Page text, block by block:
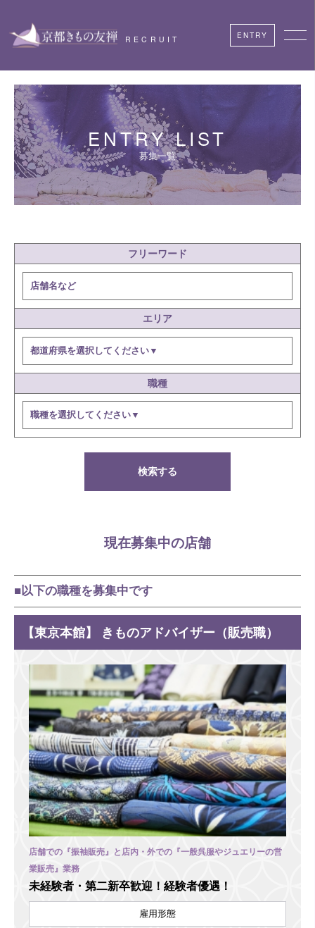
RECRUIT ENTRY
ENTRY LIST
募集一覧
フリーワード
エリア
職種
検索する
現在募集中の店舗
■以下の職種を募集中です
【東京本館】 きものアドバイザー（販売職）
店舗での『振袖販売』と店内・外での『一般呉服やジュエリーの営
業販売』業務
未経験者・第二新卒歓迎！経験者優遇！
雇用形態